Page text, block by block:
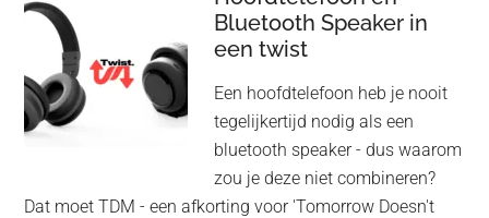
Bluetooth Speaker in
een twist
Een hoofdtelefoon heb je nooit
tegelijkertijd nodig als een
bluetooth speaker - dus waarom
zou je deze niet combineren?
Dat moet TDM - een afkorting voor 'Tomorrow Doesn't